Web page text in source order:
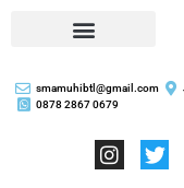
smamuhibtl@gmail.com
0878 2867 0679